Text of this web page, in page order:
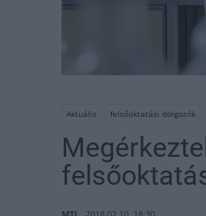
Aktuális felsőoktatási dolgozók